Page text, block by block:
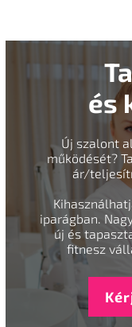
és
Új szalont
működését?
ár/
iparágban.
új és
fitnesz